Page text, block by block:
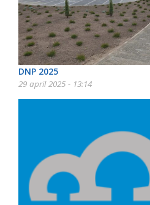
DNP 2025
29 april 2025 - 13:14